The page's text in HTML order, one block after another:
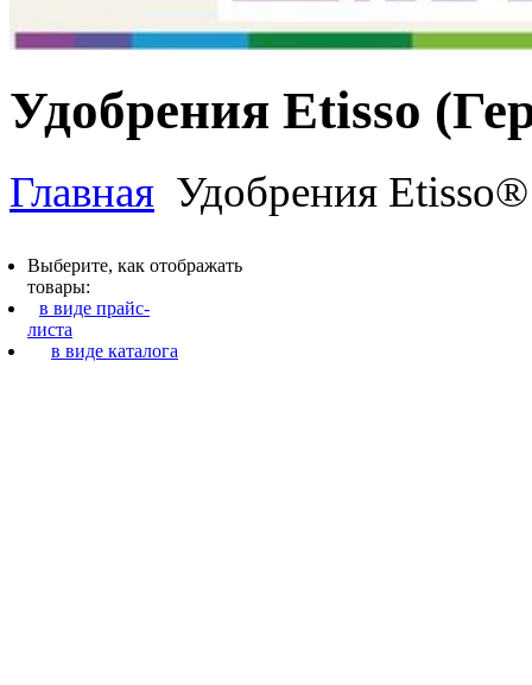
Удобрения Etisso
Главная Удобрения Etisso®
Выберите, как отображать
товары:
в виде прайс-
листа
в виде каталога